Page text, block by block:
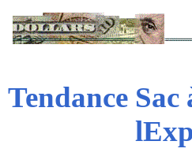
Tendance